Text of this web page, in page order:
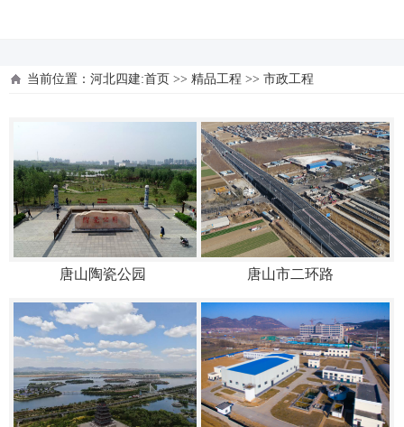
当前位置： 河北四建:首页 >> 精品工程 >> 市政工程
唐山陶瓷公园 唐山市二环路